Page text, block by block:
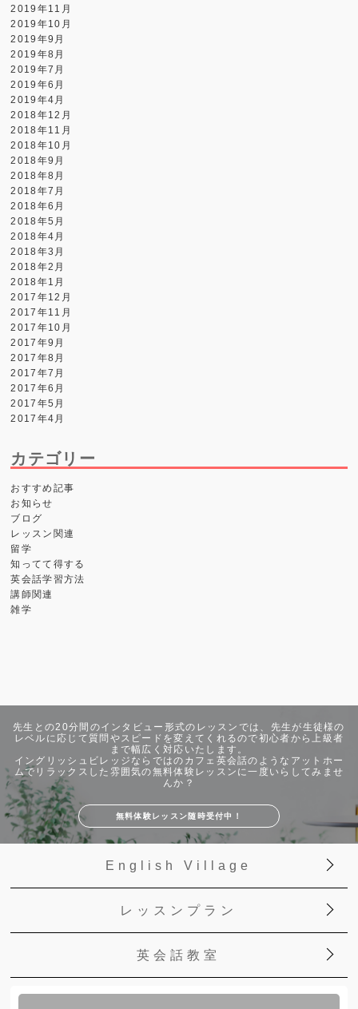
2019年11月
2019年10月
2019年9月
2019年8月
2019年7月
2019年6月
2019年4月
2018年12月
2018年11月
2018年10月
2018年9月
2018年8月
2018年7月
2018年6月
2018年5月
2018年4月
2018年3月
2018年2月
2018年1月
2017年12月
2017年11月
2017年10月
2017年9月
2017年8月
2017年7月
2017年6月
2017年5月
2017年4月
カテゴリー
おすすめ記事
お知らせ
ブログ
レッスン関連
留学
知ってて得する
英会話学習方法
講師関連
雑学
先生との20分間のインタビュー形式のレッスンでは、先生が生徒様の
レベルに応じて質問やスピードを変えてくれるので初心者から上級者
まで幅広く対応いたします。
イングリッシュビレッジならではのカフェ英会話のようなアットホー
ムでリラックスした雰囲気の無料体験レッスンに一度いらしてみませ
んか？
無料体験レッスン随時受付中！
English Village
レッスンプラン
英会話教室